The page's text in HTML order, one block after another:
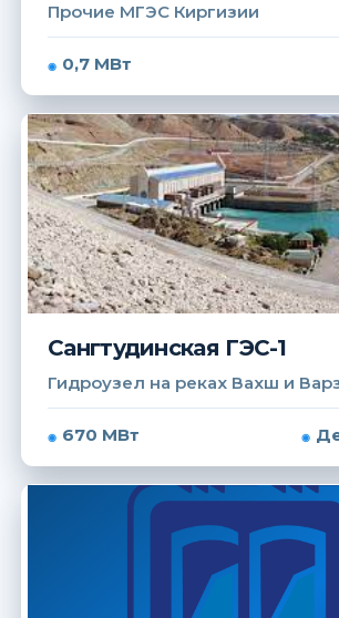
Прочие МГЭС Киргизии
0,7 МВт
Сангтудинская ГЭС-1
Гидроузел на реках Вахш и
670 МВт